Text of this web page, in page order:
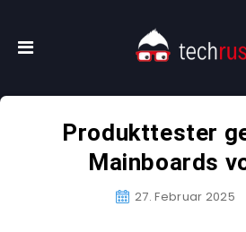
Produkttester
Mainboards
27. Februar 2025